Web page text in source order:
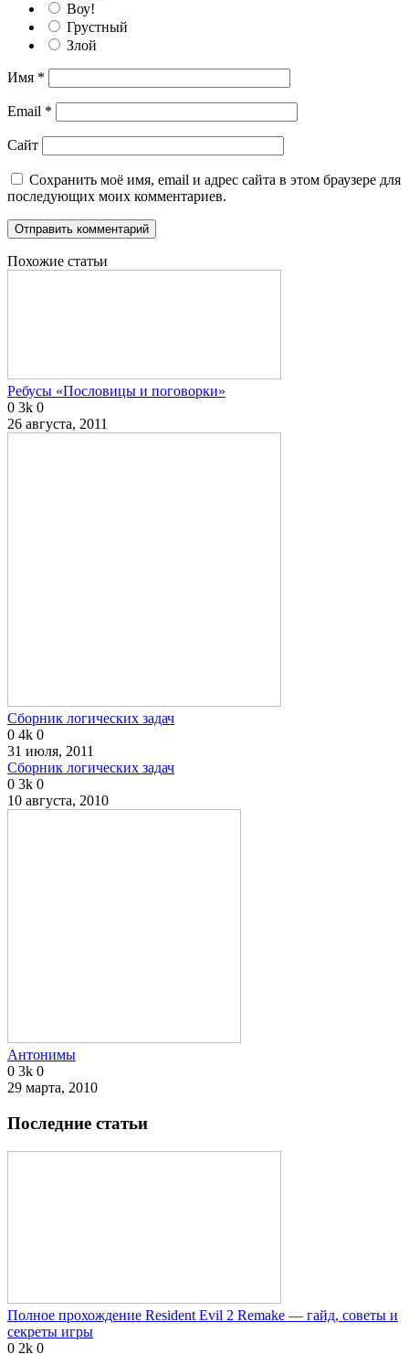
Воу!
Грустный
Злой
Имя *
Email *
Сайт
Сохранить моё имя, email и адрес сайта в этом браузере для
последующих моих комментариев.
Похожие статьи
Ребусы «Пословицы и поговорки»
0 3k 0
26 августа, 2011
Сборник логических задач
0 4k 0
31 июля, 2011
Сборник логических задач
0 3k 0
10 августа, 2010
Антонимы
0 3k 0
29 марта, 2010
Последние статьи
Полное прохождение Resident Evil 2 Remake — гайд, советы и
секреты игры
0 2k 0